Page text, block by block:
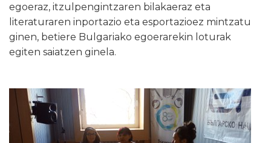
egoeraz, itzulpengintzaren bilakaeraz eta
literaturaren inportazio eta esportazioez mintzatu
ginen, betiere Bulgariako egoerarekin loturak
egiten saiatzen ginela.